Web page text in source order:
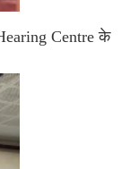
Centre के